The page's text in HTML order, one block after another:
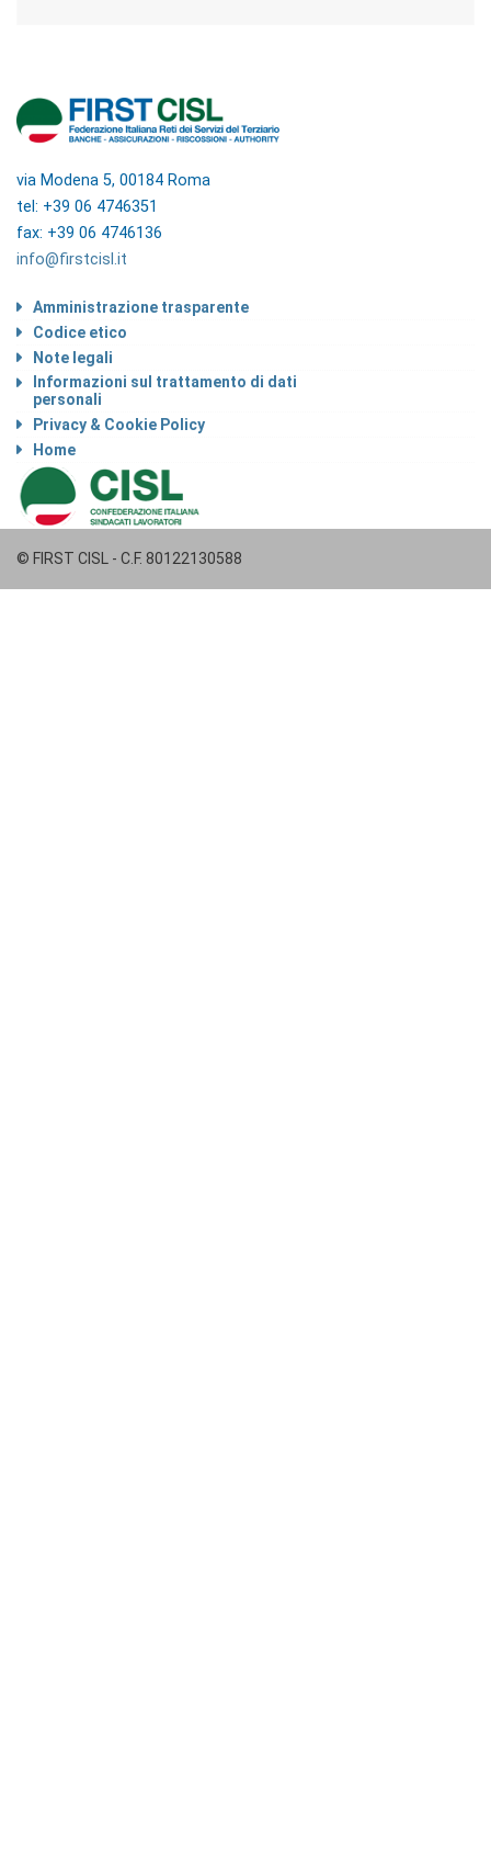
via Modena 5, 00184 Roma
tel: +39 06 4746351
fax: +39 06 4746136
info@firstcisl.it
Amministrazione trasparente
Codice etico
Note legali
Informazioni sul trattamento di dati
personali
Privacy & Cookie Policy
Home
© FIRST CISL - C.F. 80122130588